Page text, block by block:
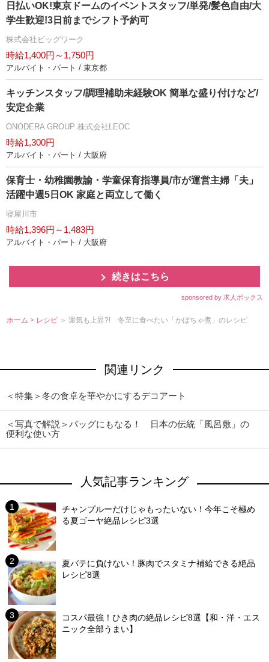
日払いOK!東京ドームのイベントスタッフ/単発/髪色自由/大
学生歓迎!3日前までシフト予約可
株式会社ビッグワーク
時給1,400円～1,750円
アルバイト・パート / 東京都
キッチンスタッフ/調理補助未経験OK 簡単な盛り付けなど/
安定企業
ONODERA GROUP 株式会社LEOC
時給1,300円
アルバイト・パート / 大阪府
保育士・幼稚園教諭・学童保育指導員/市が運営主婦「夫」
活躍中週5日OK 家庭と両立して働く
寝屋川市
時給1,396円～1,483円
アルバイト・パート / 大阪府
続きはこちら
sponsored by 求人ボックス
ホーム > レシピ ＞ 運気も上昇?! 冬至に食べたい「かぼちゃ煮」のレシピ
関連リンク
＜特集＞冬の食卓を華やかにするデコアート
＜写真で解説＞バッグにもなる！ 日本の伝統「風呂敷」の
便利な使い方
人気記事ランキング
チャンプルーだけじゃもったいない！今年こそ極め
る夏ゴーヤ絶品レシピ3選
夏バテに負けない！豚肉でスタミナ補給できる絶品
レシピ8選
コスパ最強！ひき肉の絶品レシピ8選【和・洋・エス
ニック全部うまい】